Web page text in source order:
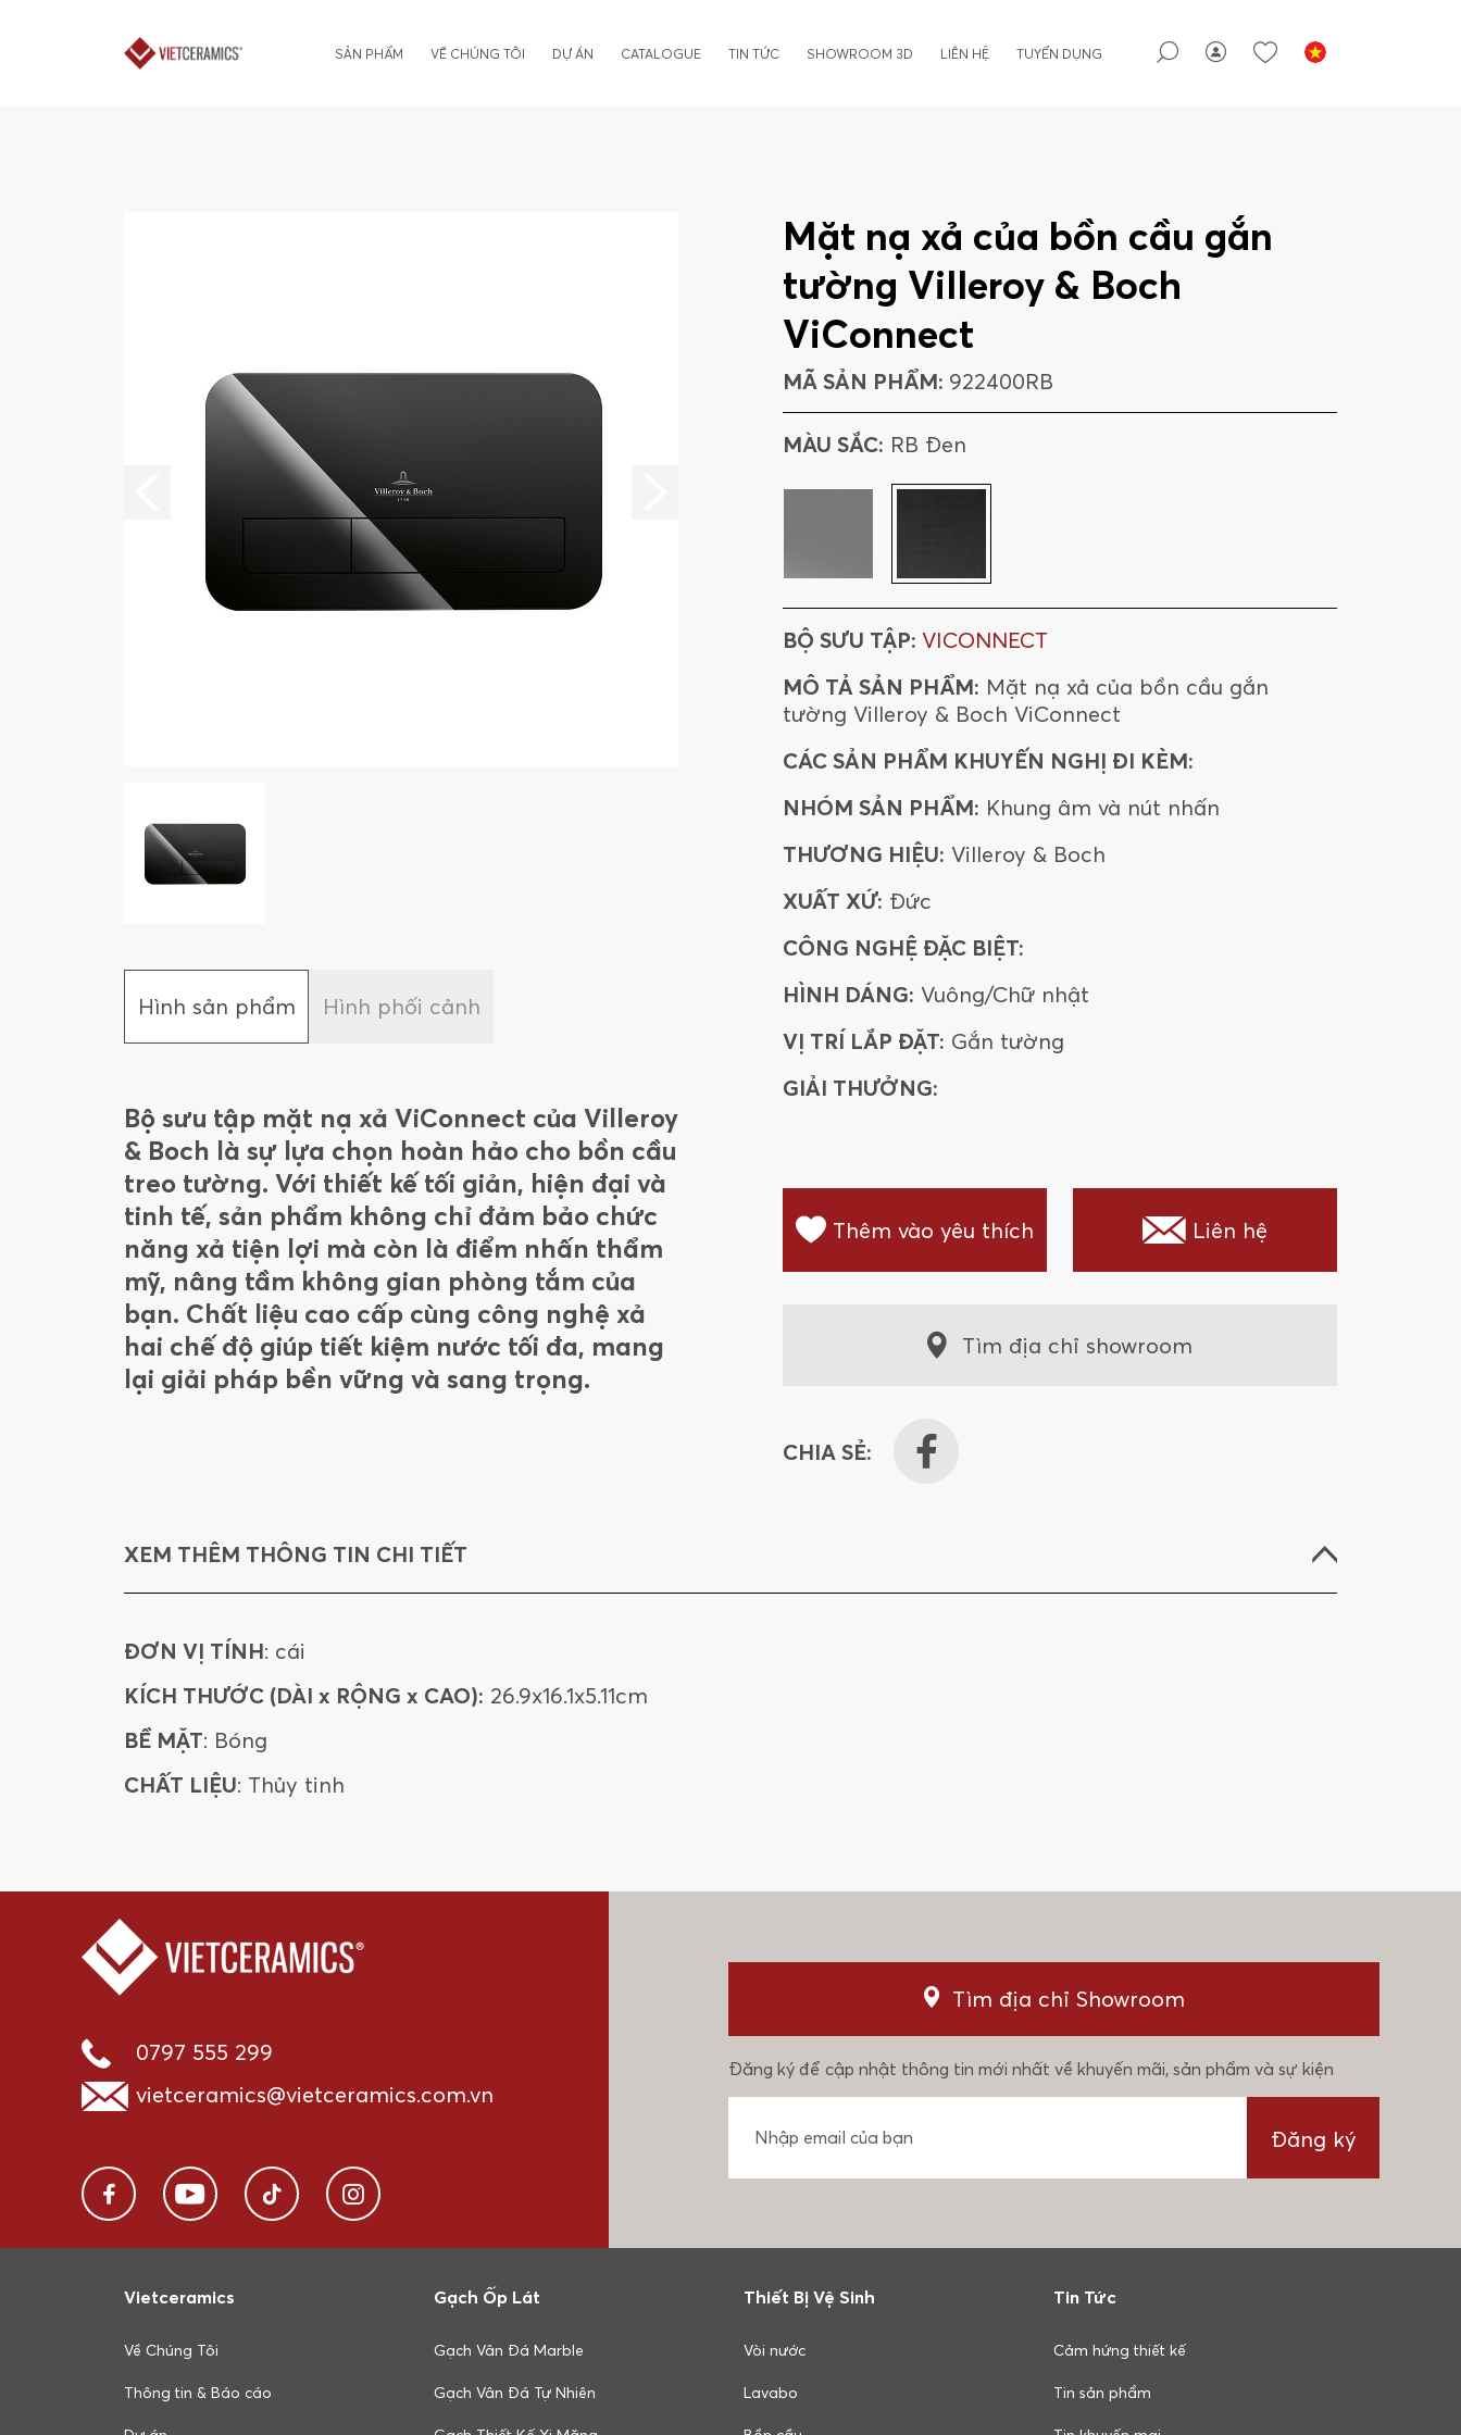
SẢN PHẨM VỀ CHÚNG TÔI DỰ ÁN CATALOGUE TIN TỨC SHOWROOM 3D LIÊN HỆ TUYỂN DỤNG
Hình sản phẩm Hình phối cảnh
Bộ sưu tập mặt nạ xả ViConnect của Villeroy
& Boch là sự lựa chọn hoàn hảo cho bồn cầu
treo tường. Với thiết kế tối giản, hiện đại và
tinh tế, sản phẩm không chỉ đảm bảo chức
năng xả tiện lợi mà còn là điểm nhấn thẩm
mỹ, nâng tầm không gian phòng tắm của
bạn. Chất liệu cao cấp cùng công nghệ xả
hai chế độ giúp tiết kiệm nước tối đa, mang
lại giải pháp bền vững và sang trọng.
Mặt nạ xả của bồn cầu gắn
tường Villeroy & Boch
ViConnect
MÃ SẢN PHẨM: 922400RB
MÀU SẮC: RB Đen
BỘ SƯU TẬP: VICONNECT
MÔ TẢ SẢN PHẨM: Mặt nạ xả của bồn cầu gắn
tường Villeroy & Boch ViConnect
CÁC SẢN PHẨM KHUYẾN NGHỊ ĐI KÈM:
NHÓM SẢN PHẨM: Khung âm và nút nhấn
THƯƠNG HIỆU: Villeroy & Boch
XUẤT XỨ: Đức
CÔNG NGHỆ ĐẶC BIỆT:
HÌNH DÁNG: Vuông/Chữ nhật
VỊ TRÍ LẮP ĐẶT: Gắn tường
GIẢI THƯỞNG:
Thêm vào yêu thích Liên hệ
Tìm địa chỉ showroom
CHIA SẺ:
XEM THÊM THÔNG TIN CHI TIẾT
ĐƠN VỊ TÍNH: cái
KÍCH THƯỚC (DÀI x RỘNG x CAO): 26.9x16.1x5.11cm
BỀ MẶT: Bóng
CHẤT LIỆU: Thủy tinh
0797 555 299
vietceramics@vietceramics.com.vn
Tìm địa chỉ Showroom
Đăng ký để cập nhật thông tin mới nhất về khuyến mãi, sản phẩm và sự kiện
Đăng ký
Vietceramics
Về Chúng Tôi
Thông tin & Báo cáo
Gạch Ốp Lát
Gạch Vân Đá Marble
Gạch Vân Đá Tự Nhiên
Thiết Bị Vệ Sinh
Vòi nước
Lavabo
Tin Tức
Cảm hứng thiết kế
Tin sản phẩm